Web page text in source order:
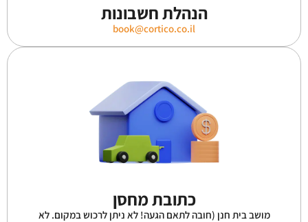
הנהלת חשבונות
book@cortico.co.il
כתובת מחסן
מושב בית חנן (חובה לתאם הגעה! לא ניתן לרכוש במקום. לא